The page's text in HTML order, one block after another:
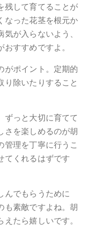
残して育てることが
なった花茎を根元か
が入らないよう、
すすめですよ。
がポイント。定期的
り除いたりすること
ずっと大切に育てて
さを楽しめるのが胡
管理を丁寧に行うこ
てくれるはずです
んでもらうために
も素敵ですよね。胡
たら嬉しいです。